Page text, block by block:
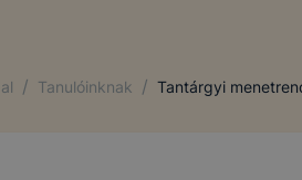
/ Tanulóinknak / Tantárgyi